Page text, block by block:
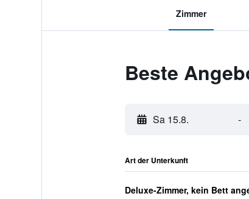
Zimmer
Beste
Sa 15.8. -
Art der Unterkunft
Deluxe-Zimmer, kein Bett